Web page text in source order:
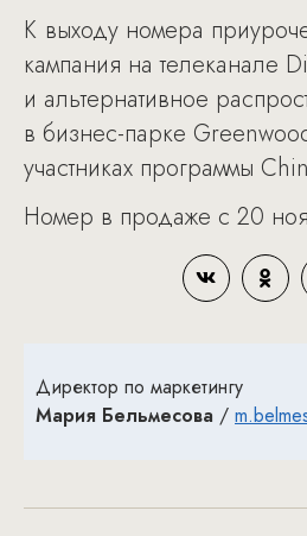
К выходу номера
кампания на телеканале
и альтернативное
в бизнес-парке
участниках программы
Номер в продаже с 20
Директор по маркетингу
Мария Бельмесова /